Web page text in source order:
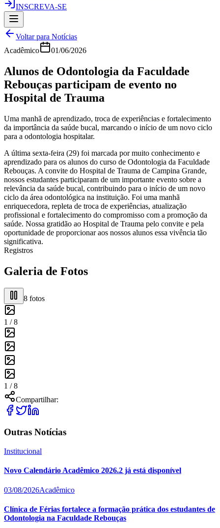
INSCREVA-SE
Voltar para Notícias
Acadêmico
01/06/2026
Alunos de Odontologia da Faculdade
Rebouças participam de evento no
Hospital de Trauma
Uma manhã de aprendizado, troca de experiências e fortalecimento
da importância da saúde bucal, marcando o início de um novo ciclo
para a odontologia hospitalar.
A última sexta-feira (29) foi marcada por muito conhecimento e
aprendizado para os alunos do curso de Odontologia da Faculdade
Rebouças. A convite do Hospital de Trauma de Campina Grande,
nossos estudantes participaram de um importante evento sobre a
relevância da saúde bucal, contribuindo para o início de um novo
ciclo da área odontológica na instituição. Foi uma manhã
enriquecedora, repleta de troca de experiências, atualização
profissional e fortalecimento do compromisso com a promoção da
saúde. Nossa gratidão ao Hospital de Trauma pelo convite e pela
oportunidade de proporcionar aos nossos alunos essa vivência tão
significativa.
Registros
Galeria de Fotos
8 fotos
1 /8
1 /8
Compartilhar:
Outras Notícias
Institucional
Novo Calendário Acadêmico 2026.2 já está disponível
03/08/2026Acadêmico
Clínica de Férias fortalece a formação prática dos estudantes de
Odontologia na Faculdade Rebouças